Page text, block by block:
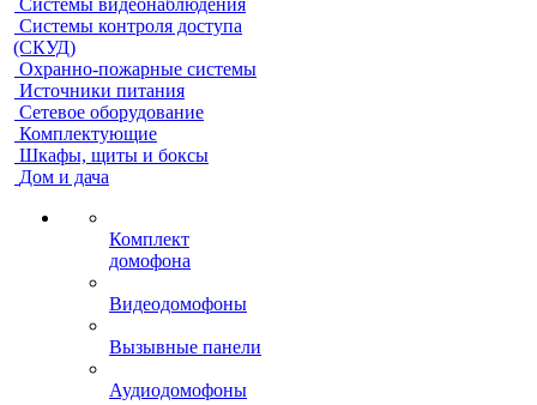
Системы видеонаблюдения
Системы контроля доступа
(СКУД)
Охранно-пожарные системы
Источники питания
Сетевое оборудование
Комплектующие
Шкафы, щиты и боксы
Дом и дача
Комплект
домофона
Видеодомофоны
Вызывные панели
Аудиодомофоны